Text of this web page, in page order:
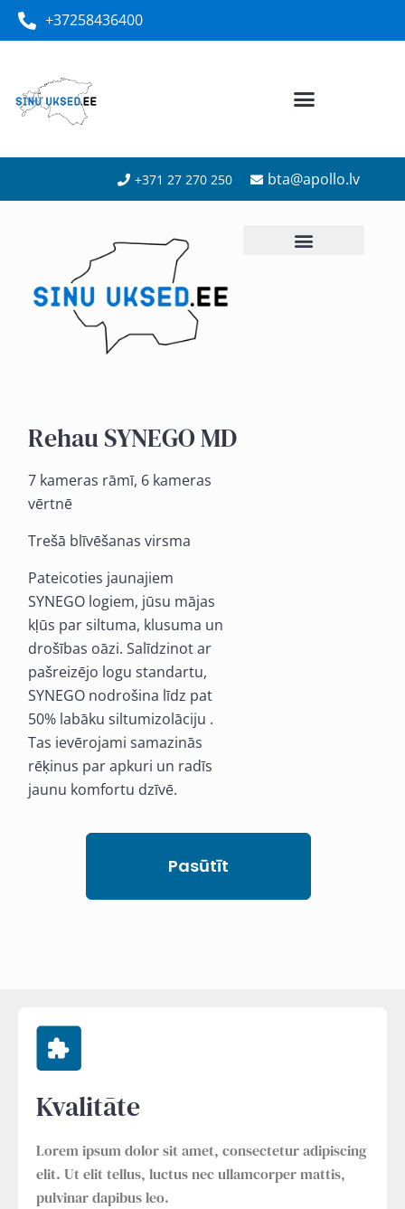
+37258436400
+371 27 270 250 bta@apollo.lv
Rehau SYNEGO MD
7 kameras rāmī, 6 kameras
vērtnē
Trešā blīvēšanas virsma
Pateicoties jaunajiem
SYNEGO logiem, jūsu mājas
kļūs par siltuma, klusuma un
drošības oāzi. Salīdzinot ar
pašreizējo logu standartu,
SYNEGO nodrošina līdz pat
50% labāku siltumizolāciju .
Tas ievērojami samazinās
rēķinus par apkuri un radīs
jaunu komfortu dzīvē.
Pasūtīt
Kvalitāte
Lorem ipsum dolor sit amet, consectetur adipiscing
elit. Ut elit tellus, luctus nec ullamcorper mattis,
pulvinar dapibus leo.